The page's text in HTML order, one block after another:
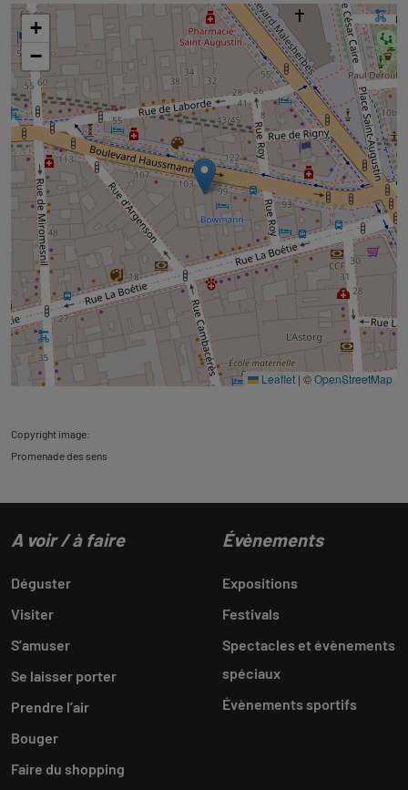
informations
l'onglet
carte
+
−
Leaflet | ©OpenStreetMap
Copyright image:
Promenade des sens
A voir / à faire
Déguster
Visiter
S’amuser
Se laisser porter
Prendre l’air
Bouger
Faire du shopping
Évènements
Expositions
Festivals
Spectacles et évènements
spéciaux
Évènements sportifs